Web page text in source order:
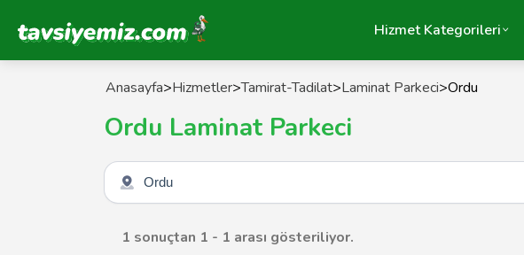
Tavsiyemiz Anasayfa Hizmet Kategorileri
Anasayfa>Hizmetler>Tamirat-Tadilat>Laminat Parkeci>Ordu
Ordu Laminat Parkeci
Şehir seçin
1 sonuçtan 1 - 1 arası gösteriliyor.